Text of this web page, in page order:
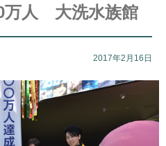
万人 大洗水族館
2017年2月16日